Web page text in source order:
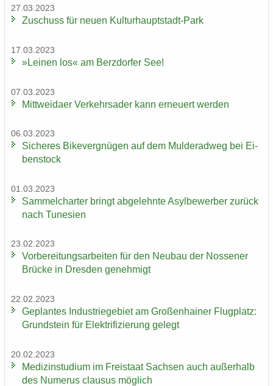
27.03.2023
Zu­schuss für neuen Kulturhauptstadt-​Park
17.03.2023
»Lei­nen los« am Berz­dor­fer See!
07.03.2023
Mitt­wei­da­er Ver­kehrs­ader kann er­neu­ert wer­den
06.03.2023
Si­che­res Bi­ke­ver­gnü­gen auf dem Mul­derad­weg bei Ei­
ben­stock
01.03.2023
Sam­mel­char­ter bringt ab­ge­lehn­te Asyl­be­wer­ber zu­rück
nach Tu­ne­si­en
23.02.2023
Vor­be­rei­tungs­ar­bei­ten für den Neu­bau der Nos­se­ner
Brü­cke in Dres­den ge­neh­migt
22.02.2023
Ge­plan­tes In­dus­trie­ge­biet am Gro­ßen­hai­ner Flug­platz:
Grund­stein für Elek­tri­fi­zie­rung ge­legt
20.02.2023
Me­di­zin­stu­di­um im Frei­staat Sach­sen auch au­ßer­halb
des Nu­me­rus clau­sus mög­lich